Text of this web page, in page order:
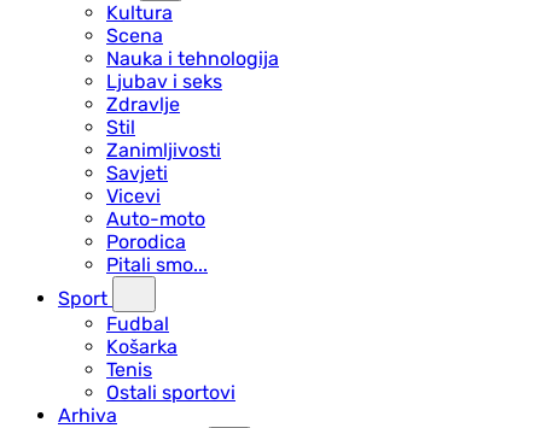
Kultura
Scena
Nauka i tehnologija
Ljubav i seks
Zdravlje
Stil
Zanimljivosti
Savjeti
Vicevi
Auto-moto
Porodica
Pitali smo...
Sport
Fudbal
Košarka
Tenis
Ostali sportovi
Arhiva